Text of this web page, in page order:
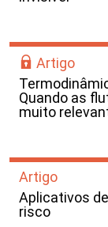
Artigo
Quando as
muito
Artigo
Aplicativos
risco